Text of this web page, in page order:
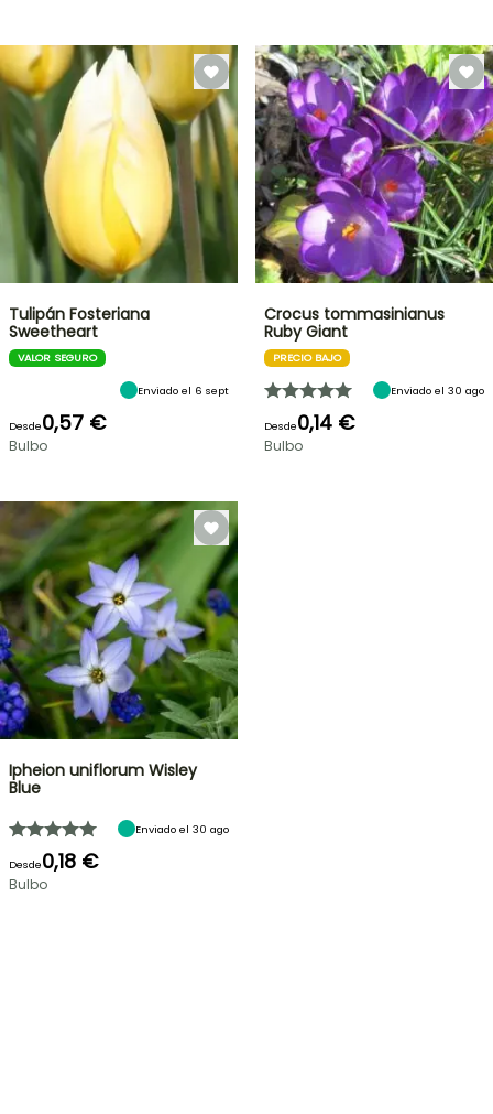
Tulipán Fosteriana
Sweetheart
VALOR SEGURO
Enviado el 6 sept
Desde0,57 €
Bulbo
Crocus tommasinianus
Ruby Giant
PRECIO BAJO
Enviado el 30 ago
Desde0,14 €
Bulbo
Ipheion uniflorum Wisley
Blue
Enviado el 30 ago
Desde0,18 €
Bulbo